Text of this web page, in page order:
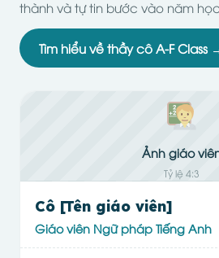
thành và tự tin bước vào năm
Tìm hiểu về thầy cô A-F Class
Ảnh giáo
Tỷ lệ 4:3
Cô [Tên giáo viên]
Giáo viên Ngữ pháp Tiếng Anh